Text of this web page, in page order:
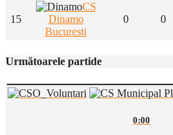
15
CS
Dinamo
Bucuresti
0 0
Următoarele partide
0:00